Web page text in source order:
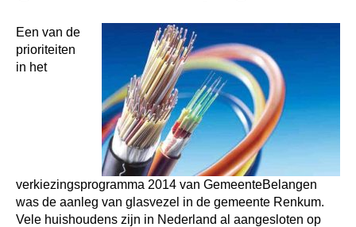
Een van de
prioriteiten
in het
verkiezingsprogramma 2014 van GemeenteBelangen
was de aanleg van glasvezel in de gemeente Renkum.
Vele huishoudens zijn in Nederland al aangesloten op